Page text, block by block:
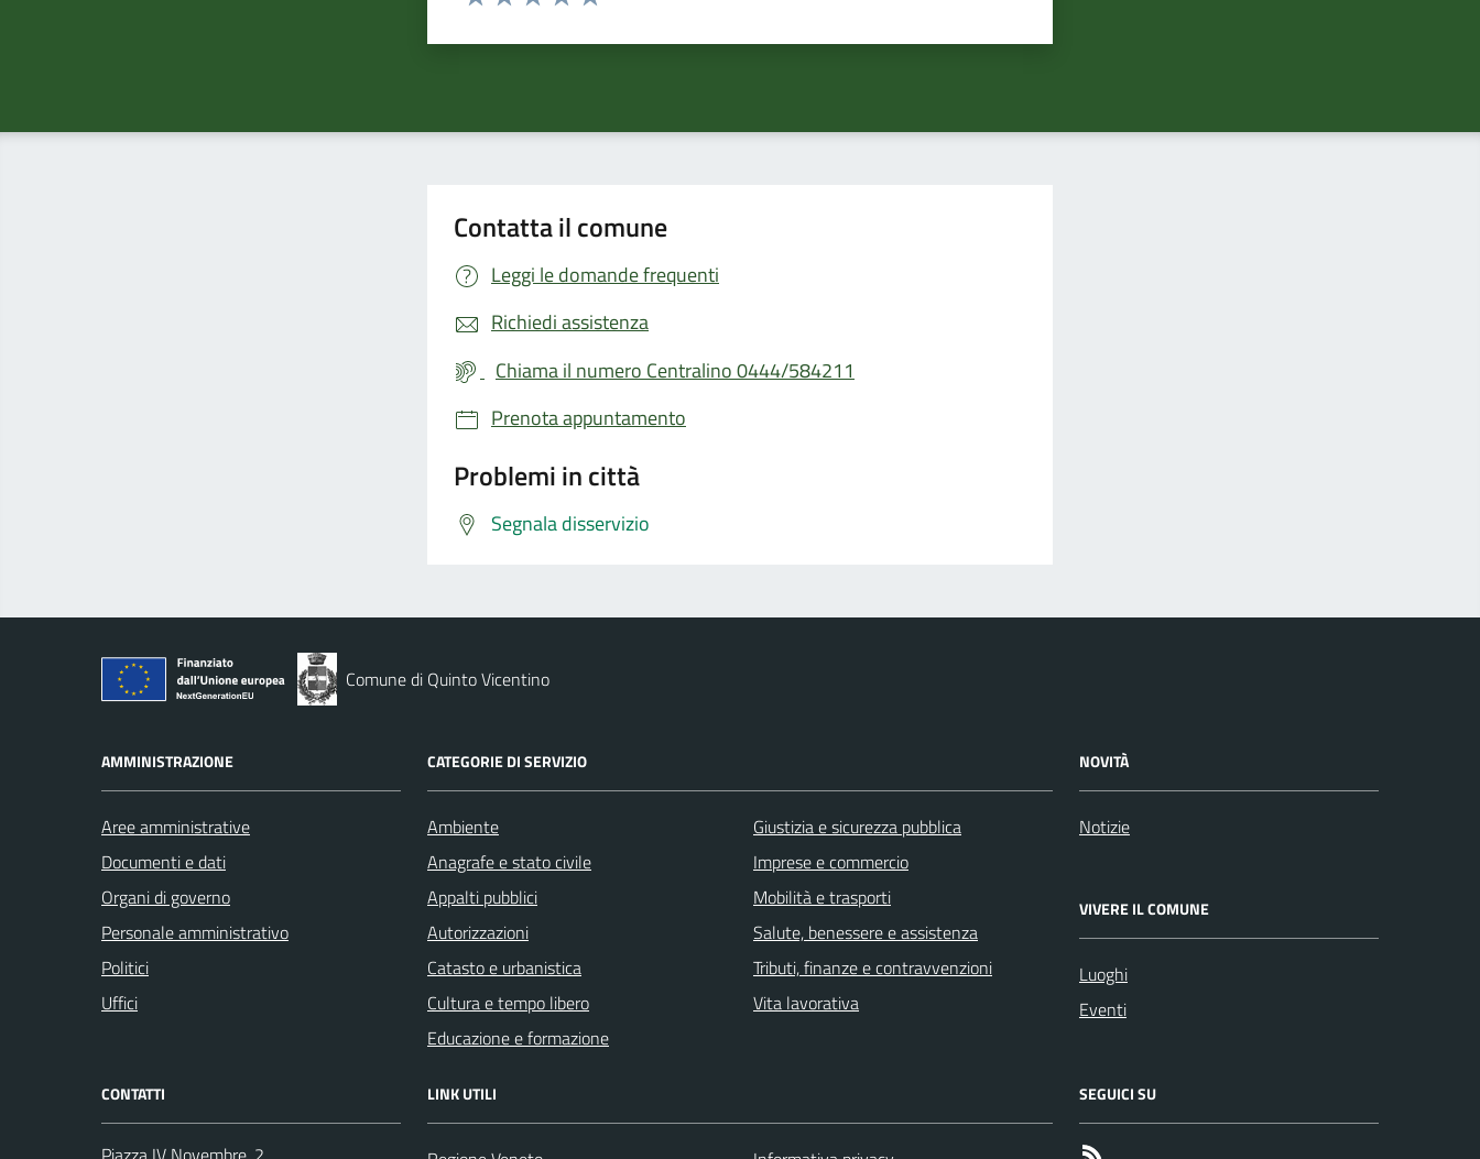
Contatta il comune
Leggi le domande frequenti
Richiedi assistenza
Chiama il numero Centralino 0444/584211
Prenota appuntamento
Problemi in città
Segnala disservizio
Comune di Quinto Vicentino
AMMINISTRAZIONE
Aree amministrative
Documenti e dati
Organi di governo
Personale amministrativo
Politici
Uffici
CATEGORIE DI SERVIZIO
Ambiente
Anagrafe e stato civile
Appalti pubblici
Autorizzazioni
Catasto e urbanistica
Cultura e tempo libero
Educazione e formazione
Giustizia e sicurezza pubblica
Imprese e commercio
Mobilità e trasporti
Salute, benessere e assistenza
Tributi, finanze e contravvenzioni
Vita lavorativa
NOVITÀ
Notizie
VIVERE IL COMUNE
Luoghi
Eventi
CONTATTI LINK UTILI SEGUICI SU